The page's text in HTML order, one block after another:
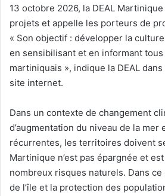
13 octobre 2026, la DEAL Martinique
projets et appelle les porteurs de
« Son objectif : développer la
en sensibilisant et en informant
martiniquais », indique la DEAL
site internet.
Dans un contexte de changement
d’augmentation du niveau de la mer
récurrentes, les territoires doivent
Martinique n’est pas épargnée et
nombreux risques naturels. Dans ce
de l’île et la protection des